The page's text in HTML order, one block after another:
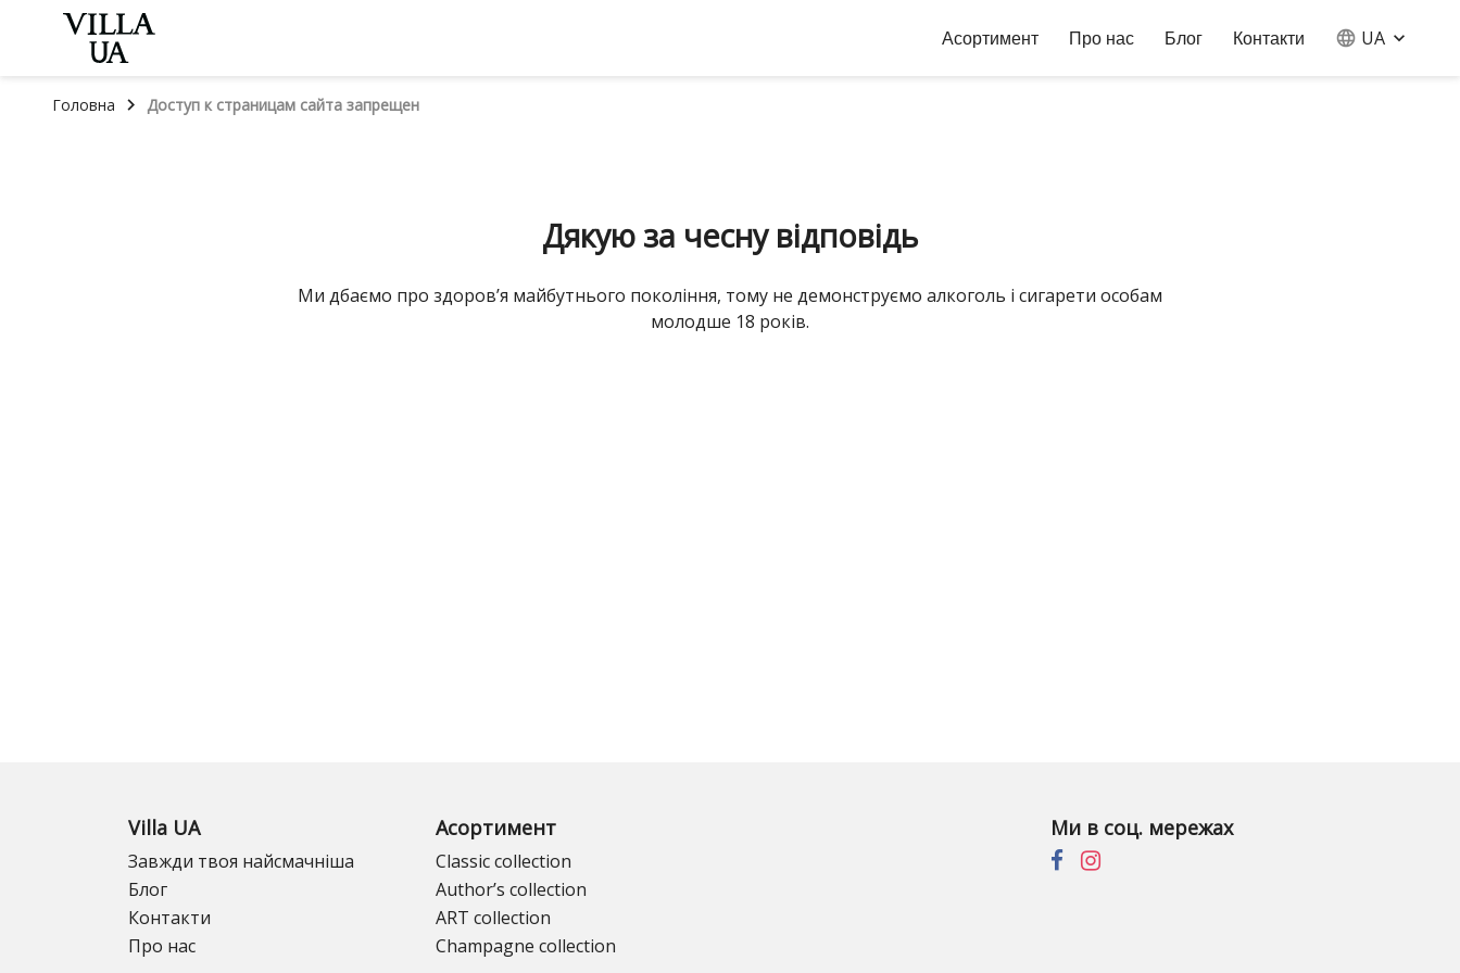
Асортимент Про нас Блог Контакти UA
Головна keyboard_arrow_right Доступ к страницам сайта запрещен
Дякую за чесну відповідь
Ми дбаємо про здоров’я майбутнього покоління, тому не демонструємо алкоголь і сигарети особам
молодше 18 років.
Villa UA
Завжди твоя найсмачніша
Блог
Контакти
Про нас
Асортимент
Classic collection
Author’s collection
ART collection
Champagne collection
Ми в соц. мережах